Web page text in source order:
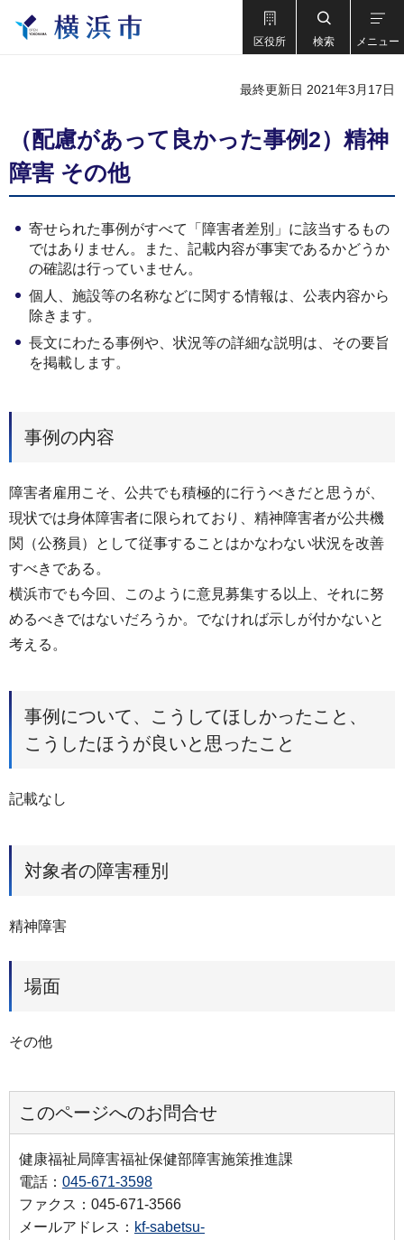
区役所 検索 メニュー
最終更新日 2021年3月17日
（配慮があって良かった事例2）精神
障害 その他
寄せられた事例がすべて「障害者差別」に該当するもの
ではありません。また、記載内容が事実であるかどうか
の確認は行っていません。
個人、施設等の名称などに関する情報は、公表内容から
除きます。
長文にわたる事例や、状況等の詳細な説明は、その要旨
を掲載します。
事例の内容
障害者雇用こそ、公共でも積極的に行うべきだと思うが、
現状では身体障害者に限られており、精神障害者が公共機
関（公務員）として従事することはかなわない状況を改善
すべきである。
横浜市でも今回、このように意見募集する以上、それに努
めるべきではないだろうか。でなければ示しが付かないと
考える。
事例について、こうしてほしかったこと、
こうしたほうが良いと思ったこと
記載なし
対象者の障害種別
精神障害
場面
その他
このページへのお問合せ
健康福祉局障害福祉保健部障害施策推進課
電話： 045-671-3598
ファクス：045-671-3566
メールアドレス： kf-sabetsu-